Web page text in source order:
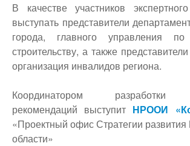
В качестве участников
выступать представители
города, главного управления по
строительству, а также
организация инвалидов региона.
Координатором разработки
рекомендаций выступит НРООИ
«Проектный офис Стратегии
области»